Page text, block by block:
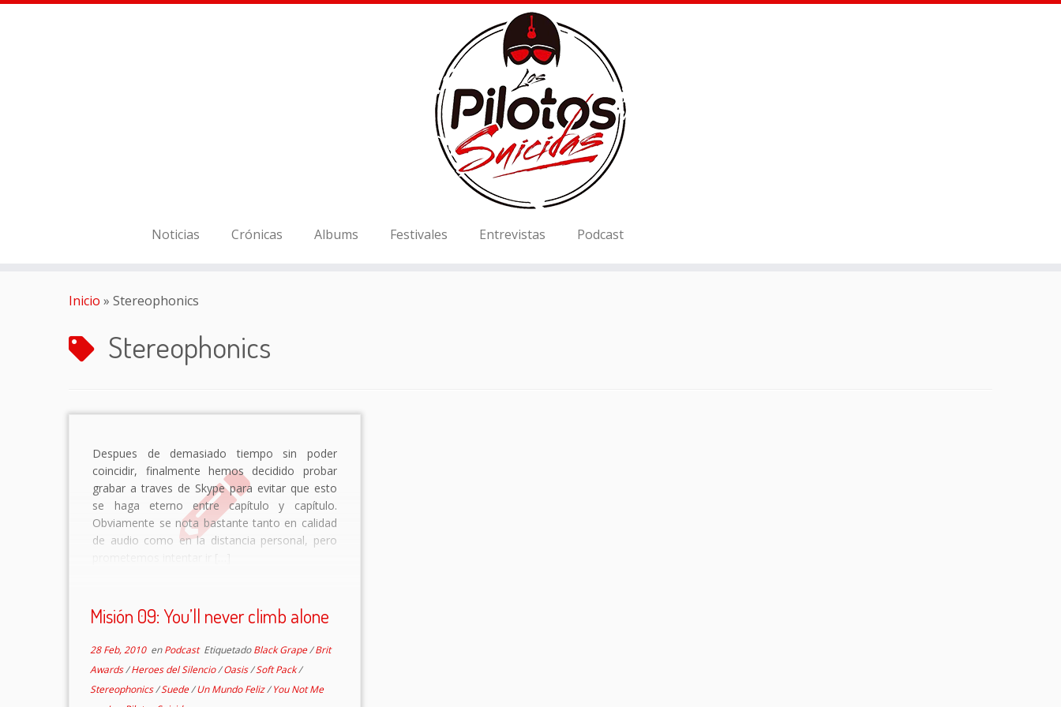
Noticias Crónicas Albums Festivales Entrevistas Podcast
Inicio » Stereophonics
Stereophonics
Despues de demasiado tiempo sin poder
coincidir, finalmente hemos decidido probar
grabar a traves de Skype para evitar que esto
se haga eterno entre capítulo y capítulo.
Obviamente se nota bastante tanto en calidad
de audio como en la distancia personal, pero
Misión 09: You’ll never climb alone
28 Feb, 2010enPodcast EtiquetadoBlack Grape/Brit
Awards/Heroes del Silencio/Oasis/Soft Pack/
Stereophonics/Suede/Un Mundo Feliz/You Not Me